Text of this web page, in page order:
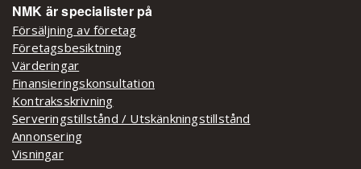
NMK är specialister på
Försäljning av företag
Företagsbesiktning
Värderingar
Finansieringskonsultation
Kontraksskrivning
Serveringstillstånd / Utskänkningstillstånd
Annonsering
Visningar